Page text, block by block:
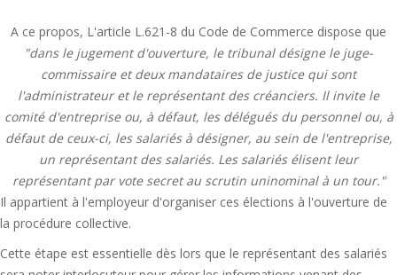
A ce propos, L'article L.621-8 du Code de Commerce dispose que
"dans le jugement d'ouverture, le tribunal désigne le juge-
commissaire et deux mandataires de justice qui sont
l'administrateur et le représentant des créanciers. Il invite le
comité d'entreprise ou, à défaut, les délégués du personnel ou, à
défaut de ceux-ci, les salariés à désigner, au sein de l'entreprise,
un représentant des salariés. Les salariés élisent leur
représentant par vote secret au scrutin uninominal à un tour."
Il appartient à l'employeur d'organiser ces élections à l'ouverture de
la procédure collective.
Cette étape est essentielle dès lors que le représentant des salariés